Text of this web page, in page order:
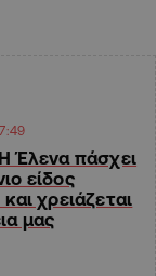
Έλενα πάσχει
είδος
χρειάζεται
μας